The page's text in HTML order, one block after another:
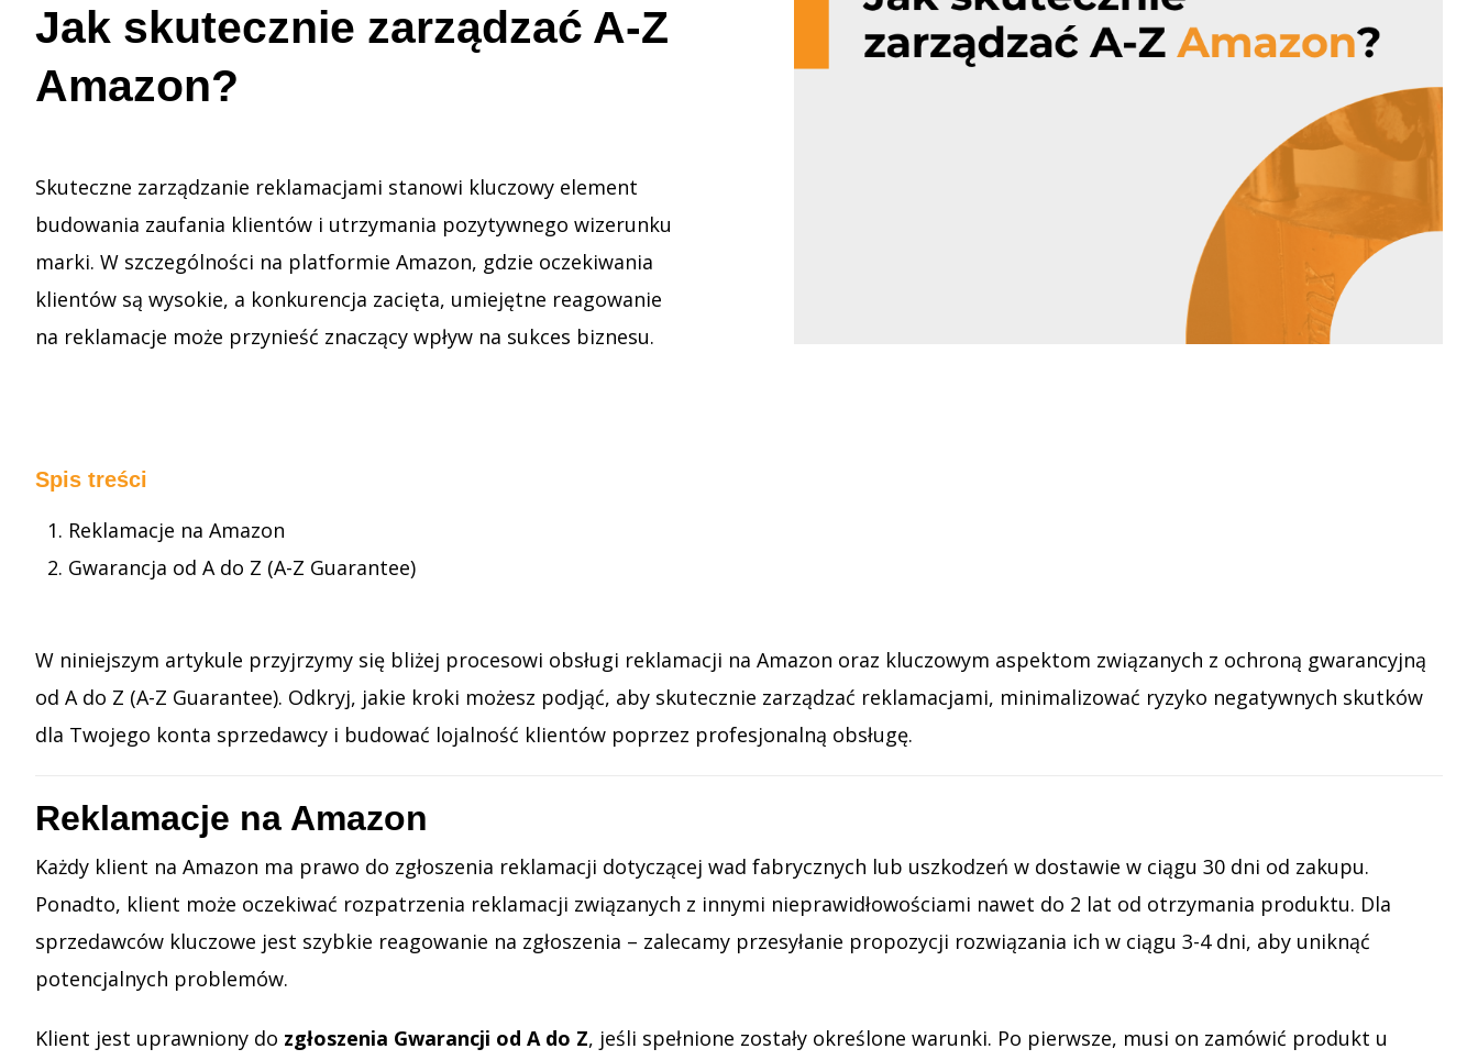
Jak skutecznie zarządzać A-Z
Amazon?
Skuteczne zarządzanie reklamacjami stanowi kluczowy element
budowania zaufania klientów i utrzymania pozytywnego wizerunku
marki. W szczególności na platformie Amazon, gdzie oczekiwania
klientów są wysokie, a konkurencja zacięta, umiejętne reagowanie
na reklamacje może przynieść znaczący wpływ na sukces biznesu.
Spis treści
Reklamacje na Amazon
Gwarancja od A do Z (A-Z Guarantee)
W niniejszym artykule przyjrzymy się bliżej procesowi obsługi reklamacji na Amazon oraz kluczowym aspektom związanych z ochroną gwarancyjną
od A do Z (A-Z Guarantee). Odkryj, jakie kroki możesz podjąć, aby skutecznie zarządzać reklamacjami, minimalizować ryzyko negatywnych skutków
dla Twojego konta sprzedawcy i budować lojalność klientów poprzez profesjonalną obsługę.
Reklamacje na Amazon
Każdy klient na Amazon ma prawo do zgłoszenia reklamacji dotyczącej wad fabrycznych lub uszkodzeń w dostawie w ciągu 30 dni od zakupu.
Ponadto, klient może oczekiwać rozpatrzenia reklamacji związanych z innymi nieprawidłowościami nawet do 2 lat od otrzymania produktu. Dla
sprzedawców kluczowe jest szybkie reagowanie na zgłoszenia – zalecamy przesyłanie propozycji rozwiązania ich w ciągu 3-4 dni, aby uniknąć
potencjalnych problemów.
Klient jest uprawniony do zgłoszenia Gwarancji od A do Z, jeśli spełnione zostały określone warunki. Po pierwsze, musi on zamówić produkt u